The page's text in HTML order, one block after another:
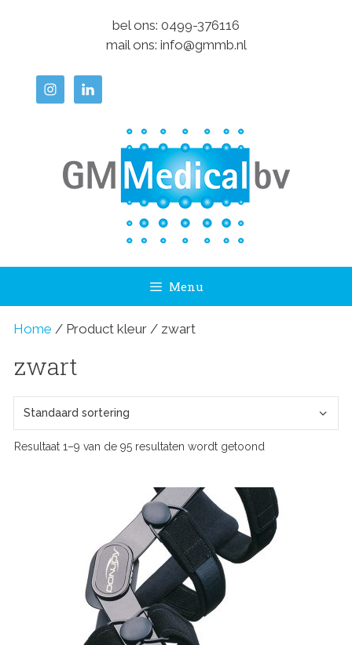
bel ons: 0499-376116
mail ons: info@gmmb.nl
Menu
Home / Product kleur / zwart
zwart
Resultaat 1–9 van de 95 resultaten wordt getoond